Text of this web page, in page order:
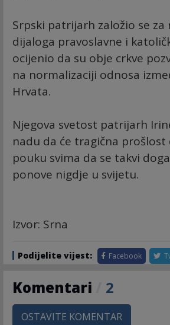
Srpski patrijarh založio se za
dijaloga pravoslavne i
ocijenio da su obje crkve
na normalizaciji odnosa
Hrvata.
Njegova svetost patrijarh
nadu da će tragična
pouku svima da se takvi
ponove nigdje u svijetu.
Izvor: Srna
Podijelite vijest: Facebook
Komentari 2
OSTAVITE KOMENTAR